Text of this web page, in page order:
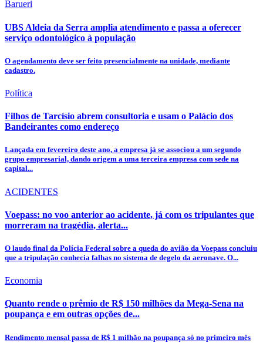
Barueri
UBS Aldeia da Serra amplia atendimento e passa a oferecer
serviço odontológico à população
O agendamento deve ser feito presencialmente na unidade, mediante
cadastro.
Política
Filhos de Tarcísio abrem consultoria e usam o Palácio dos
Bandeirantes como endereço
Lançada em fevereiro deste ano, a empresa já se associou a um segundo
grupo empresarial, dando origem a uma terceira empresa com sede na
capital...
ACIDENTES
Voepass: no voo anterior ao acidente, já com os tripulantes que
morreram na tragédia, alerta...
O laudo final da Polícia Federal sobre a queda do avião da Voepass concluiu
que a tripulação conhecia falhas no sistema de degelo da aeronave. O...
Economia
Quanto rende o prêmio de R$ 150 milhões da Mega-Sena na
poupança e em outras opções de...
Rendimento mensal passa de R$ 1 milhão na poupança só no primeiro mês